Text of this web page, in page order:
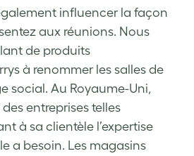
influencer la façon
aux réunions. Nous
de produits
à renommer les salles de
social. Au Royaume-Uni,
entreprises telles
à sa clientèle l’expertise
a besoin. Les magasins